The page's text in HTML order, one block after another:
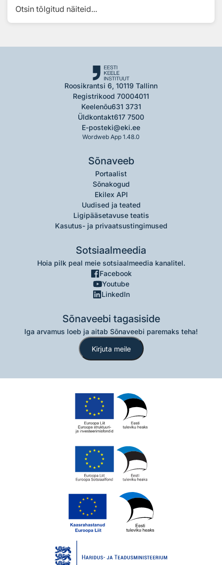
Otsin tõlgitud näiteid...
Roosikrantsi 6, 10119 Tallinn
Registrikood 70004011
Keelenõu631 3731
Üldkontakt617 7500
E-posteki@eki.ee
Wordweb App 1.48.0
Sõnaveeb
Portaalist
Sõnakogud
Ekilex API
Uudised ja teated
Ligipääsetavuse teatis
Kasutus- ja privaatsustingimused
Sotsiaalmeedia
Hoia pilk peal meie sotsiaalmeedia kanalitel.
Facebook
Youtube
LinkedIn
Sõnaveebi tagasiside
Iga arvamus loeb ja aitab Sõnaveebi paremaks teha!
Kirjuta meile